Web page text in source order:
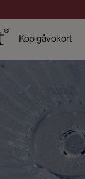
Köp gåvokort